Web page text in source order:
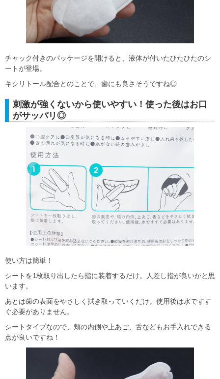
チャック付きのパッケージを開けると、液体が付いたひたひたのシ
ートが登場。
キシリトール配合とのことで、歯にも良さそうですね◎
刺激が強くないから使いやすい！使った後はお口
がサッパリ◎
使い方は簡単！
シートを1枚取り出したら指に装着するだけ。人差し指が良いかと思
います。
あとは歯の表面をやさしく拭き取っていくだけ。使用後は水ですす
ぐ必要がありません。
シートタイプなので、頬の内側や上あご、舌などもお手入れできる
点が良いですね！